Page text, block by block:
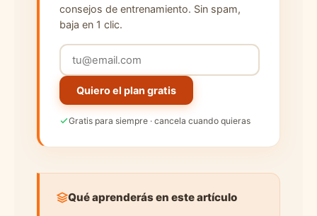
consejos de entrenamiento. Sin spam,
baja en 1 clic.
Quiero el plan gratis
Gratis para siempre · cancela cuando quieras
Qué aprenderás en este artículo